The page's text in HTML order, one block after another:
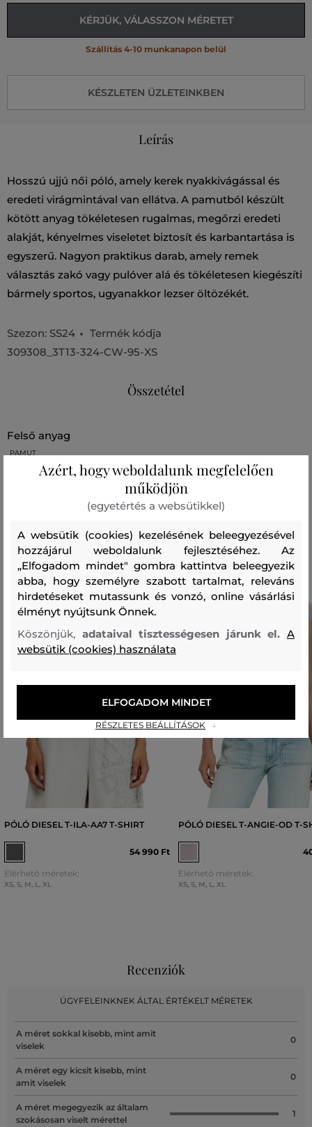
KÉRJÜK, VÁLASSZON MÉRETET
Szállítás 4-10 munkanapon belül
KÉSZLETEN ÜZLETEINKBEN
Leírás
Hosszú ujjú női póló, amely kerek nyakkivágással és
eredeti virágmintával van ellátva. A pamutból készült
kötött anyag tökéletesen rugalmas, megőrzi eredeti
alakját, kényelmes viseletet biztosít és karbantartása is
egyszerű. Nagyon praktikus darab, amely remek
választás zakó vagy pulóver alá és tökéletesen kiegészíti
bármely sportos, ugyanakkor lezser öltözékét.
Szezon: SS24
Termék kódja
309308_3T13-324-CW-95-XS
Összetétel
felső anyag
PAMUT
100 %
Ajánlott termékek
PÓLÓ DIESEL T-ILA-AA7 T-SHIRT
54 990 Ft
Elérhető méretek:
XS, S, M, L, XL
PÓLÓ DIESEL T-ANGIE-OD T-
Elérhető méretek:
XS, S, M, L, XL
Recenziók
ÜGYFELEINKNEK ÁLTAL ÉRTÉKELT MÉRETEK
A méret sokkal kisebb, mint amit
viselek
0
A méret egy kicsit kisebb, mint
amit viselek
0
A méret megegyezik az általam
szokásosan viselt mérettel
1
Azért, hogy weboldalunk megfelelően
működjön
(egyetértés a websütikkel)
A websütik (cookies) kezelésének beleegyezésével
hozzájárul weboldalunk fejlesztéséhez. Az
„Elfogadom mindet" gombra kattintva beleegyezik
abba, hogy személyre szabott tartalmat, releváns
hirdetéseket mutassunk és vonzó, online vásárlási
élményt nyújtsunk Önnek.
Köszönjük, adataival tisztességesen járunk el.A
websütik (cookies) használata
RÉSZLETES BEÁLLÍTÁSOK
ELFOGADOM MINDET